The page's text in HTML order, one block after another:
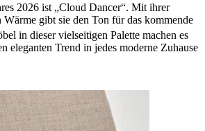
2026 ist „Cloud Dancer“. Mit ihrer
gibt sie den Ton für das kommende
in dieser vielseitigen Palette machen es
eleganten Trend in jedes moderne Zuhause